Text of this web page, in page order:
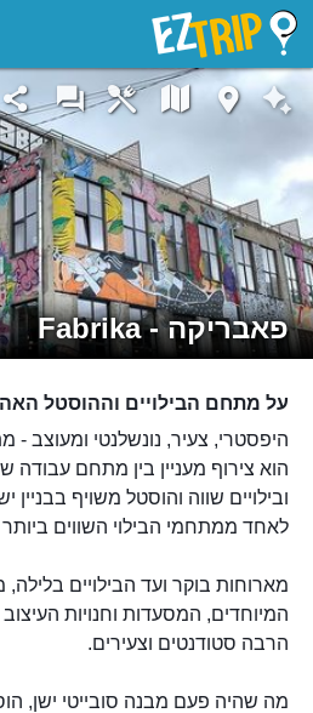
פאבריקה - Fabrika
על מתחם הבילויים וההוסטל
הוא צירוף מעניין בין מתחם עבודה
ובילויים שווה והוסטל משויף
לאחד ממתחמי הבילוי השווים
מארוחות בוקר ועד הבילויים
המיוחדים, המסעדות וחנויות
הרבה סטודנטים וצעירים.
מה שהיה פעם מבנה סובייטי ישן,
EZTrip